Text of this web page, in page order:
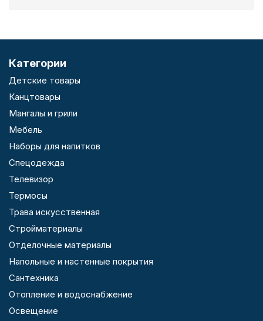
Категории
Детские товары
Канцтовары
Мангалы и грили
Мебель
Наборы для напитков
Спецодежда
Телевизор
Термосы
Трава искусственная
Стройматериалы
Отделочные материалы
Напольные и настенные покрытия
Сантехника
Отопление и водоснабжение
Освещение